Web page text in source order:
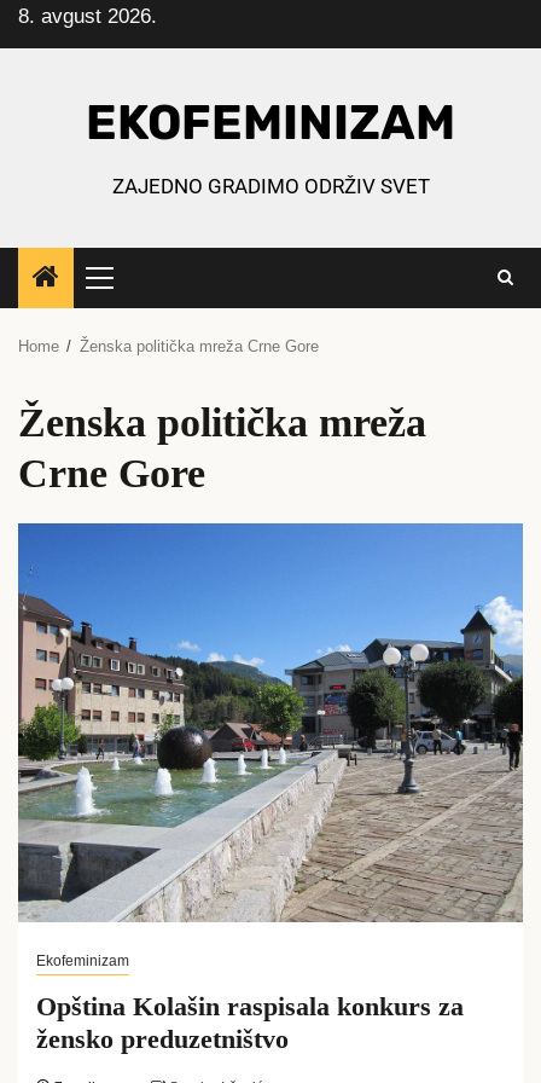
Skip
to
8. avgust 2026.
EKOFEMINIZAM
ZAJEDNO GRADIMO ODRŽIV SVET
Primary
Menu
Home Ženska politička mreža Crne Gore
Ženska politička mreža
Crne Gore
Ekofeminizam
Opština Kolašin raspisala konkurs za
žensko preduzetništvo